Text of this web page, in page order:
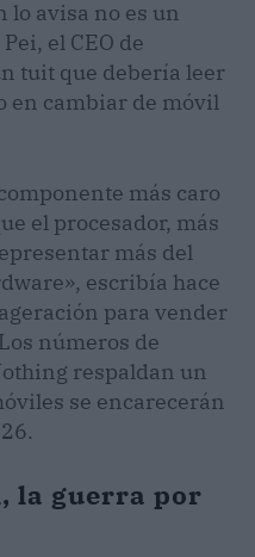
lo avisa no es un
el CEO de
tuit que debería leer
en cambiar de móvil
más caro
el procesador, más
más del
escribía hace
para vender
números de
respaldan un
se encarecerán
la guerra por